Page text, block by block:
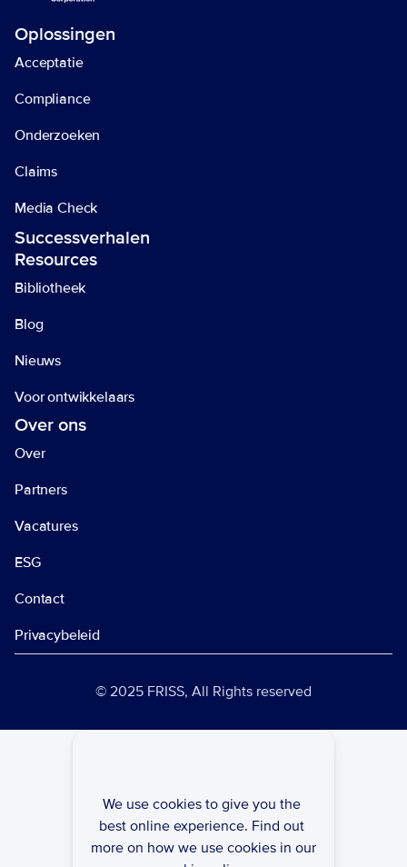
Oplossingen
Acceptatie
Compliance
Onderzoeken
Claims
Media Check
Successverhalen
Resources
Bibliotheek
Blog
Nieuws
Voor ontwikkelaars
Over ons
Over
Partners
Vacatures
ESG
Contact
Privacybeleid
© 2025 FRISS, All Rights reserved
We use cookies to give you the
best online experience. Find out
more on how we use cookies in our